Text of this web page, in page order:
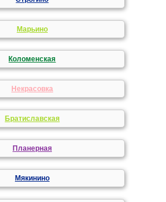
Марьино
Коломенская
Некрасовка
Братиславская
Планерная
Мякинино